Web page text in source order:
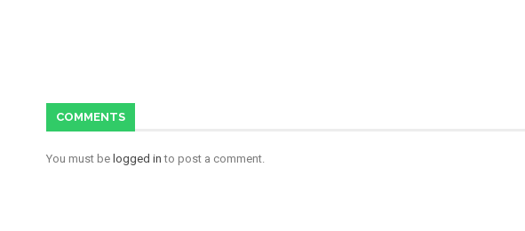
COMMENTS
You must be logged in to post a comment.